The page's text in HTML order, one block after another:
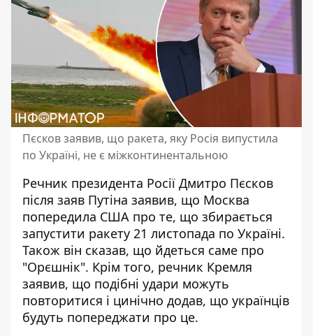
Пєсков заявив, що ракета, яку Росія випустила
по Україні, не є міжконтинентальною
Речник президента Росії Дмитро Пєсков
після заяв Путіна заявив, що Москва
попередила США про те, що збирається
запустити ракету 21 листопада по Україні.
Також він сказав, що йдеться саме про
"Орєшнік". Крім того, речник Кремля
заявив, що подібні удари можуть
повторитися і цинічно додав, що українців
будуть попереджати про це.